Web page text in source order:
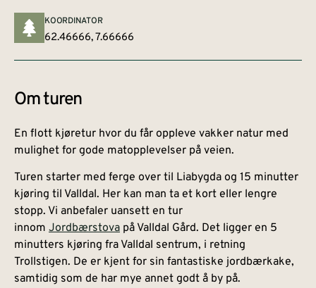
KOORDINATOR
62.46666, 7.66666
Om turen
En flott kjøretur hvor du får oppleve vakker natur med
mulighet for gode matopplevelser på veien.
Turen starter med ferge over til Liabygda og 15 minutter
kjøring til Valldal. Her kan man ta et kort eller lengre
stopp. Vi anbefaler uansett en tur
innom Jordbærstova på Valldal Gård. Det ligger en 5
minutters kjøring fra Valldal sentrum, i retning
Trollstigen. De er kjent for sin fantastiske jordbærkake,
samtidig som de har mye annet godt å by på.